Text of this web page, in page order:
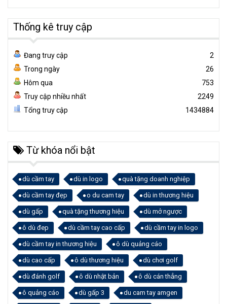
Thống kê truy cập
Đang truy cập
2
Trong ngày
26
Hôm qua
753
Truy cập nhiều nhất
2249
Tổng truy cập
1434884
Từ khóa nổi bật
dù cầm tay dù in logo quà tặng doanh nghiệp
dù cầm tay đẹp o du cam tay dù in thương hiệu
dù gấp quà tặng thương hiệu dù mở ngược
ô dù đep dù cầm tay cao cấp dù cầm tay in logo
dù cầm tay in thương hiệu ô dù quảng cáo
dù cao cấp ô dù thương hiệu dù chơi golf
dù đánh golf ô dù nhật bản ô dù cán thẳng
ô quảng cáo dù gấp 3 du cam tay amgen